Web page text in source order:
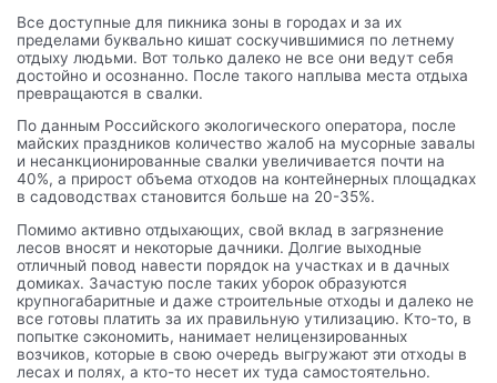
Все доступные для пикника зоны в городах и за их
пределами буквально кишат соскучившимися по летнему
отдыху людьми. Вот только далеко не все они ведут себя
достойно и осознанно. После такого наплыва места отдыха
превращаются в свалки.
По данным Российского экологического оператора, после
майских праздников количество жалоб на мусорные завалы
и несанкционированные свалки увеличивается почти на
40%, а прирост объема отходов на контейнерных площадках
в садоводствах становится больше на 20-35%.
Помимо активно отдыхающих, свой вклад в загрязнение
лесов вносят и некоторые дачники. Долгие выходные
отличный повод навести порядок на участках и в дачных
домиках. Зачастую после таких уборок образуются
крупногабаритные и даже строительные отходы и далеко не
все готовы платить за их правильную утилизацию. Кто-то, в
попытке сэкономить, нанимает нелицензированных
возчиков, которые в свою очередь выгружают эти отходы в
лесах и полях, а кто-то несет их туда самостоятельно.